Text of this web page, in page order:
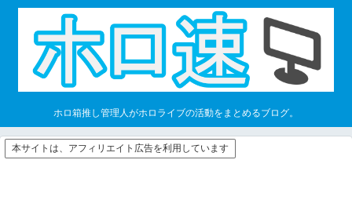
ホロ箱推し管理人がホロライブの活動をまとめるブログ。
本サイトは、アフィリエイト広告を利用しています